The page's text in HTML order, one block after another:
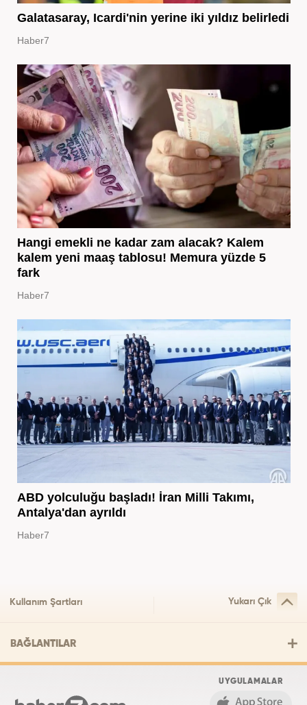
Galatasaray, Icardi'nin yerine iki yıldız belirledi
Haber7
Hangi emekli ne kadar zam alacak? Kalem
kalem yeni maaş tablosu! Memura yüzde 5
fark
Haber7
ABD yolculuğu başladı! İran Milli Takımı,
Antalya'dan ayrıldı
Haber7
Kullanım Şartları Yukarı Çık
BAĞLANTILAR
UYGULAMALAR